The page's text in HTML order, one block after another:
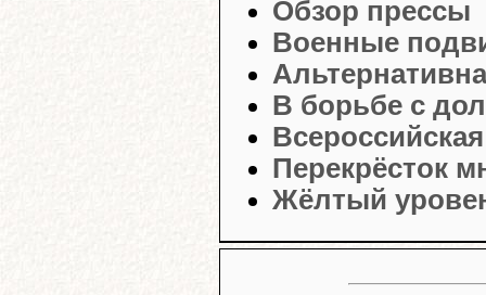
Обзор прессы
Военные
В борьбе с
Перекрёсток
Жёлтый